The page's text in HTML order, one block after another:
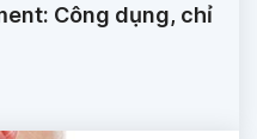
Công dụng, chỉ